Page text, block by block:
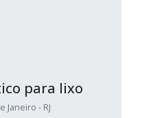
para lixo
Janeiro - RJ